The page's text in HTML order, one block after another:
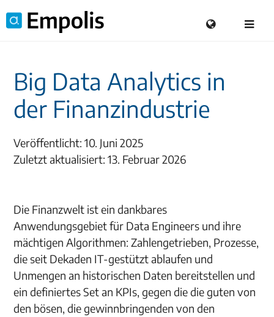
Big Data Analytics in
der Finanzindustrie
Veröffentlicht: 10. Juni 2025
Zuletzt aktualisiert: 13. Februar 2026
Die Finanzwelt ist ein dankbares
Anwendungsgebiet für Data Engineers und ihre
mächtigen Algorithmen: Zahlengetrieben, Prozesse,
die seit Dekaden IT-gestützt ablaufen und
Unmengen an historischen Daten bereitstellen und
ein definiertes Set an KPIs, gegen die die guten von
den bösen, die gewinnbringenden von den